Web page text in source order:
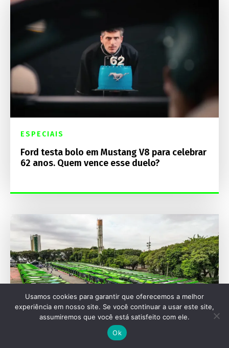
ESPECIAIS
Ford testa bolo em Mustang V8 para celebrar
62 anos. Quem vence esse duelo?
Usamos cookies para garantir que oferecemos a melhor
experiência em nosso site. Se você continuar a usar este site,
assumiremos que você está satisfeito com ele.
Ok